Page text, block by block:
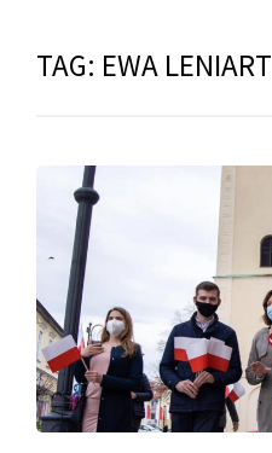
TAG: EWA LENIART